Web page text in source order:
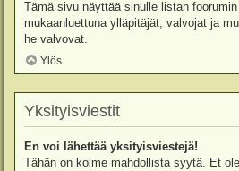
Tämä sivu näyttää sinulle listan foorumin
mukaanluettuna ylläpitäjät, valvojat ja
he valvovat.
Ylös
Yksityisviestit
En voi lähettää yksityisviestejä!
Tähän on kolme mahdollista syytä. Et